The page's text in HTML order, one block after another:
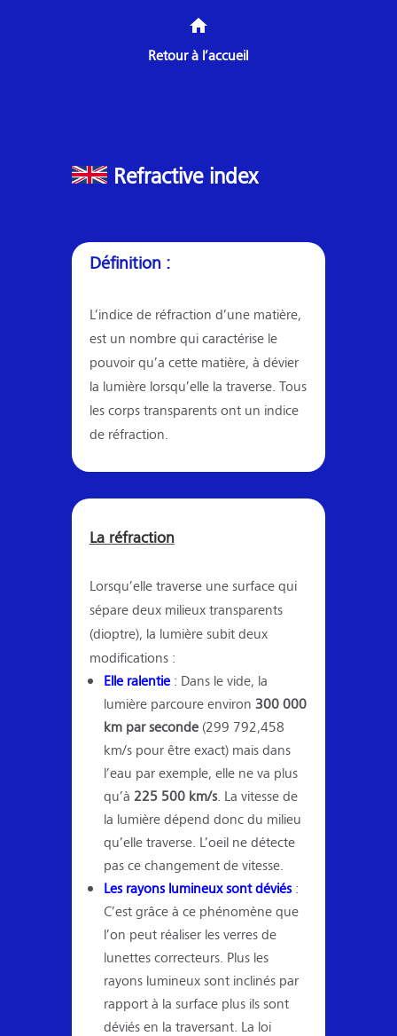
home
Retour à l’accueil
Refractive index
Définition :
L’indice de réfraction d’une matière,
est un nombre qui caractérise le
pouvoir qu’a cette matière, à dévier
la lumière lorsqu’elle la traverse. Tous
les corps transparents ont un indice
de réfraction.
La réfraction
Lorsqu’elle traverse une surface qui
sépare deux milieux transparents
(dioptre), la lumière subit deux
modifications :
Elle ralentie : Dans le vide, la
lumière parcoure environ 300 000
km par seconde (299 792,458
km/s pour être exact) mais dans
l’eau par exemple, elle ne va plus
qu’à 225 500 km/s. La vitesse de
la lumière dépend donc du milieu
qu’elle traverse. L’oeil ne détecte
pas ce changement de vitesse.
Les rayons lumineux sont déviés :
C’est grâce à ce phénomène que
l’on peut réaliser les verres de
lunettes correcteurs. Plus les
rayons lumineux sont inclinés par
rapport à la surface plus ils sont
déviés en la traversant. La loi